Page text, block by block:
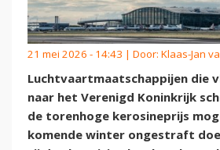
21 mei 2026 - 14:43 | Door: Klaas-Jan
Luchtvaartmaatschappijen die
naar het Verenigd Koninkrijk
de torenhoge kerosineprijs
komende winter ongestraft